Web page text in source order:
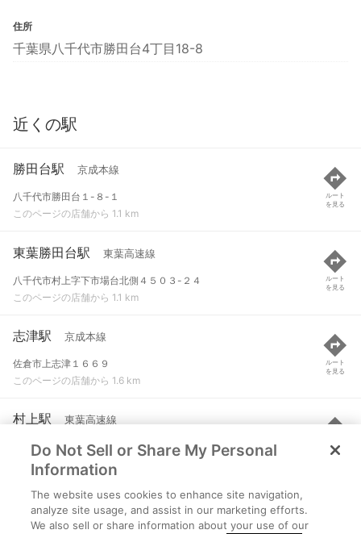
住所
千葉県八千代市勝田台4丁目18-8
近くの駅
勝田台駅 京成本線
八千代市勝田台１-８-１
このページの店舗から 1.1 km
ルート
を見る
東葉勝田台駅 東葉高速線
八千代市村上字下市場台北側４５０３-２４
このページの店舗から 1.1 km
ルート
を見る
志津駅 京成本線
佐倉市上志津１６６９
このページの店舗から 1.6 km
ルート
を見る
村上駅 東葉高速線
八千代市村上字辺田前４０８９-２
このページの店舗から 2.2 km
ルート
を見る
京成大和田駅
八千代市大和田字小板橋３０８
Do Not Sell or Share My Personal
Information
The website uses cookies to enhance site navigation,
analyze site usage, and assist in our marketing efforts.
We also sell or share information about your use of our